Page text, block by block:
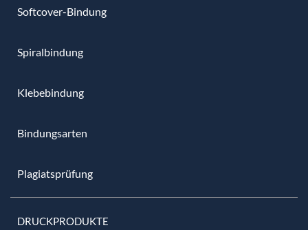
Softcover-Bindung
Spiralbindung
Klebebindung
Bindungsarten
Plagiatsprüfung
DRUCKPRODUKTE